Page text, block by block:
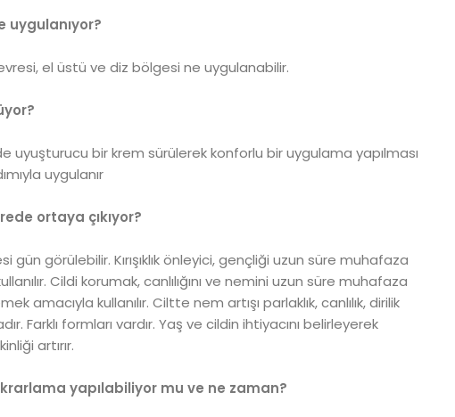
uygulanıyor?
el üstü ve diz bölgesi ne uygulanabilir.
uyuşturucu bir krem sürülerek konforlu bir uygulama yapılması
uygulanır
ortaya çıkıyor?
gün görülebilir. Kırışıklık önleyici, gençliği uzun süre muhafaza
Cildi korumak, canlılığını ve nemini uzun süre muhafaza
amacıyla kullanılır. Ciltte nem artışı parlaklık, canlılık, dirilik
Farklı formları vardır. Yaş ve cildin ihtiyacını belirleyerek
artırır.
yapılabiliyor mu ve ne zaman?